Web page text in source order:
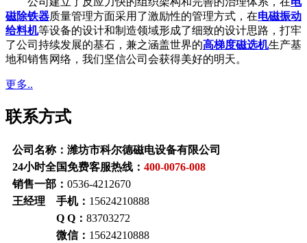
磁除铁器质量管理方面采用了激励性的管理方式，在电磁振动
给料机等设备的设计和制造领域形成了细致的设计思路，打牢
了公司持续发展的基石，兼之涵盖世界的高梯度磁选机生产基
地和销售网络，我们坚信公司会获得美好的明天。
更多..
联系方式
公司名称：潍坊市科尔德磁电设备有限公司
24小时全国免费客服热线： 400-0076-008
销售一部： 0536-4212670
王经理 手机： 15624210888
Q Q： 83703272
微信： 15624210888